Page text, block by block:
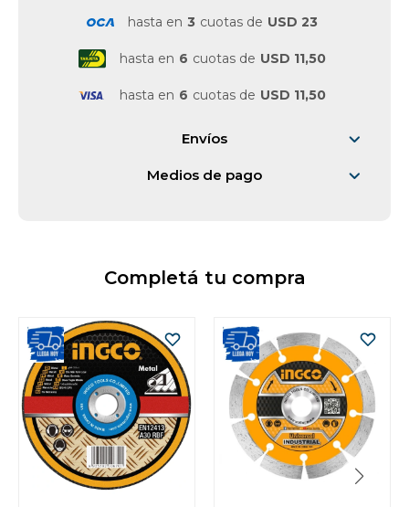
hasta en 3 cuotas de USD 23
hasta en 6 cuotas de USD 11,50
hasta en 6 cuotas de USD 11,50
Envíos
Medios de pago
Completá tu compra